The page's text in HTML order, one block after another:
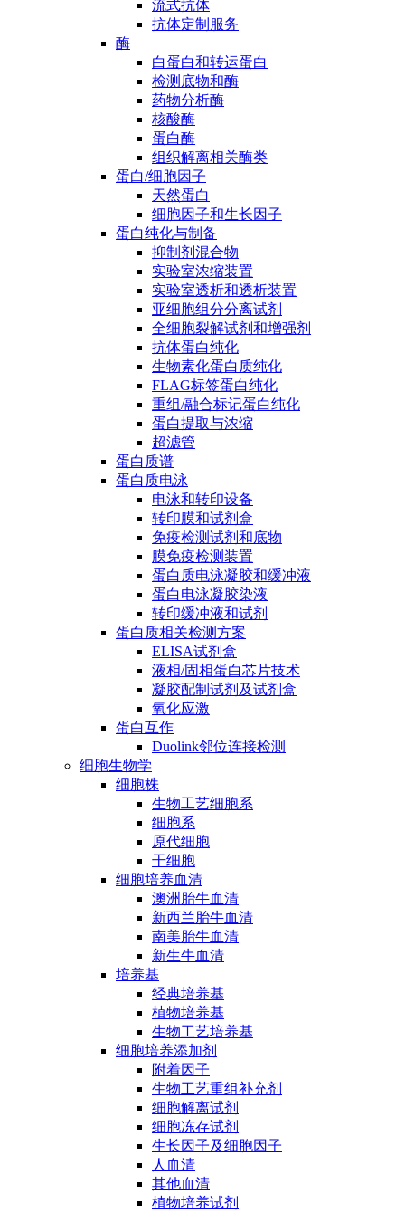
流式抗体
抗体定制服务
酶
白蛋白和转运蛋白
检测底物和酶
药物分析酶
核酸酶
蛋白酶
组织解离相关酶类
蛋白/细胞因子
天然蛋白
细胞因子和生长因子
蛋白纯化与制备
抑制剂混合物
实验室浓缩装置
实验室透析和透析装置
亚细胞组分分离试剂
全细胞裂解试剂和增强剂
抗体蛋白纯化
生物素化蛋白质纯化
FLAG标签蛋白纯化
重组/融合标记蛋白纯化
蛋白提取与浓缩
超滤管
蛋白质谱
蛋白质电泳
电泳和转印设备
转印膜和试剂盒
免疫检测试剂和底物
膜免疫检测装置
蛋白质电泳凝胶和缓冲液
蛋白电泳凝胶染液
转印缓冲液和试剂
蛋白质相关检测方案
ELISA试剂盒
液相/固相蛋白芯片技术
凝胶配制试剂及试剂盒
氧化应激
蛋白互作
Duolink邻位连接检测
细胞生物学
细胞株
生物工艺细胞系
细胞系
原代细胞
干细胞
细胞培养血清
澳洲胎牛血清
新西兰胎牛血清
南美胎牛血清
新生牛血清
培养基
经典培养基
植物培养基
生物工艺培养基
细胞培养添加剂
附着因子
生物工艺重组补充剂
细胞解离试剂
细胞冻存试剂
生长因子及细胞因子
人血清
其他血清
植物培养试剂